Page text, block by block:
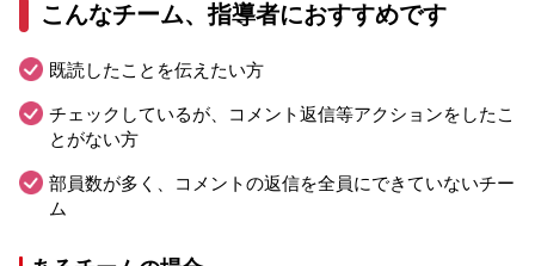
こんなチーム、指導者におすすめです
既読したことを伝えたい方
チェックしているが、コメント返信等アクションをしたこ
とがない方
部員数が多く、コメントの返信を全員にできていないチー
ム